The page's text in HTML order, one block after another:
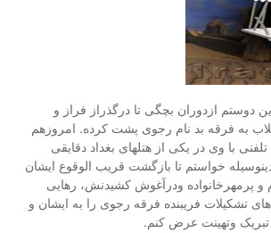
دوستم ازدوران بچگی تا درگذراز فراز و
به فرقه بد نام رجوی پشت کرده. امروزهم
با وی در یکی از هتلهای بغداد دقایقی
خواستم تا بازگشت قریب الوقوع ایشان
پرمهرخانواده ودرآغوش کشیدنش، رهایی
تشکیلات فریبنده فرقه رجوی را به ایشان و
وتهینت عرض کنم.